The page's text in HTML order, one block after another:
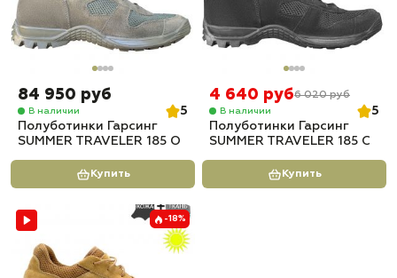
84 950 руб
В наличии
5
Полуботинки Гарсинг
SUMMER TRAVELER 185 O
Купить
4 640 руб6 020 руб
В наличии
5
Полуботинки Гарсинг
SUMMER TRAVELER 185 С
Купить
-18%